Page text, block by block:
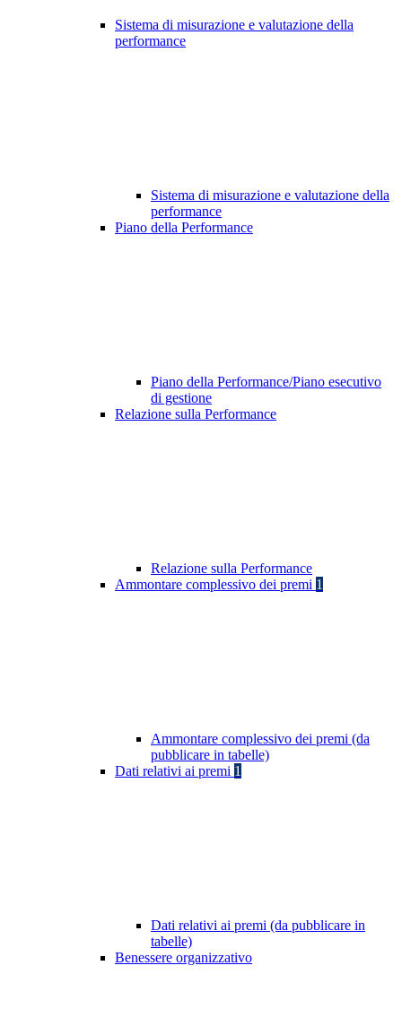
Sistema di misurazione e valutazione della
performance
Sistema di misurazione e valutazione della
performance
Piano della Performance
Piano della Performance/Piano esecutivo
di gestione
Relazione sulla Performance
Relazione sulla Performance
Ammontare complessivo dei premi 1
Ammontare complessivo dei premi (da
pubblicare in tabelle)
Dati relativi ai premi 1
Dati relativi ai premi (da pubblicare in
tabelle)
Benessere organizzativo